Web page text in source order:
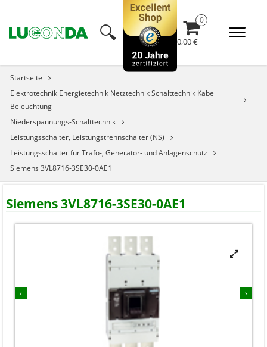
🔍︎ 0,00 €
Startseite
Elektrotechnik Energietechnik Netztechnik Schalttechnik Kabel
Beleuchtung
Niederspannungs-Schalttechnik
Leistungsschalter, Leistungstrennschalter (NS)
Leistungsschalter für Trafo-, Generator- und Anlagenschutz
Siemens 3VL8716-3SE30-0AE1
Siemens 3VL8716-3SE30-0AE1
‹ ›

